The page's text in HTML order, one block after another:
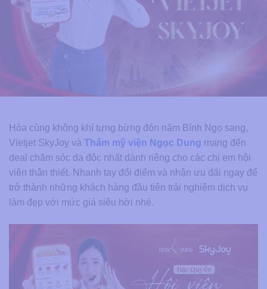
Hòa cùng không khí tưng bừng đón năm Bính Ngọ sang,
Vietjet SkyJoy và Thẩm mỹ viện Ngọc Dung mang đến
deal chăm sóc da độc nhất dành riêng cho các chị em hội
viên thân thiết. Nhanh tay đổi điểm và nhận ưu đãi ngay để
trở thành những khách hàng đầu tiên trải nghiệm dịch vụ
làm đẹp với mức giá siêu hời nhé.